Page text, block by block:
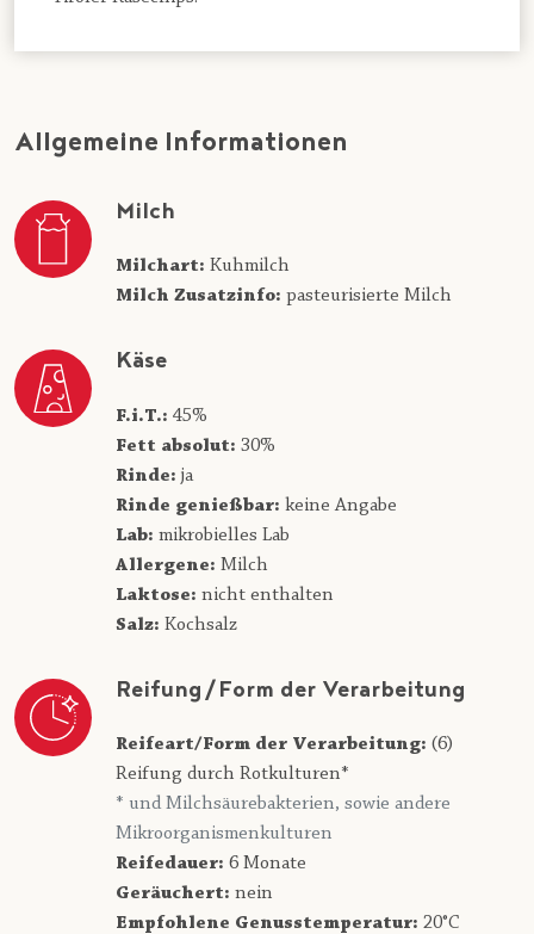
Allgemeine Informationen
Milch
Milchart: Kuhmilch
Milch Zusatzinfo: pasteurisierte Milch
Käse
F.i.T.: 45%
Fett absolut: 30%
Rinde: ja
Rinde genießbar: keine Angabe
Lab: mikrobielles Lab
Allergene: Milch
Laktose: nicht enthalten
Salz: Kochsalz
Reifung/Form der Verarbeitung
Reifeart/Form der Verarbeitung: (6)
Reifung durch Rotkulturen*
* und Milchsäurebakterien, sowie andere
Mikroorganismenkulturen
Reifedauer: 6 Monate
Geräuchert: nein
Empfohlene Genusstemperatur: 20°C